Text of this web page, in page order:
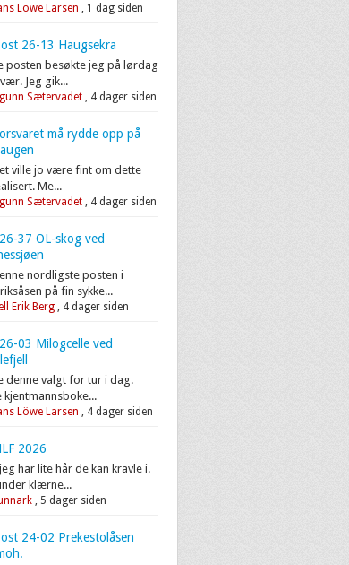
Löwe Larsen , 1 dag siden
26-13 Haugsekra
posten besøkte jeg på lørdag
Jeg gik...
Sætervadet, 4 dager siden
må rydde opp på
ville jo være fint om dette
Me...
Sætervadet, 4 dager siden
37 OL-skog ved
nordligste posten i
på fin sykke...
Erik Berg, 4 dager siden
03 Milogcelle ved
denne valgt for tur i dag.
kjentmannsboke...
Löwe Larsen , 4 dager siden
2026
har lite hår de kan kravle i.
klærne...
, 5 dager siden
24-02 Prekestolåsen